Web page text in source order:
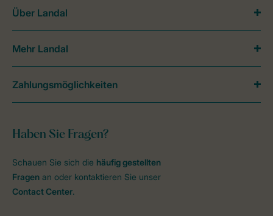
Haben Sie Fragen?
Schauen Sie sich die häufig gestellten
Fragen an oder kontaktieren Sie unser
Contact Center.
Über Landal
Mehr Landal
Zahlungsmöglichkeiten